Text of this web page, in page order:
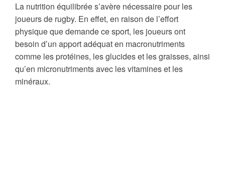
La nutrition équilibrée s’avère nécessaire pour les
joueurs de rugby. En effet, en raison de l’effort
physique que demande ce sport, les joueurs ont
besoin d’un apport adéquat en macronutriments
comme les protéines, les glucides et les graisses, ainsi
qu’en micronutriments avec les vitamines et les
minéraux.